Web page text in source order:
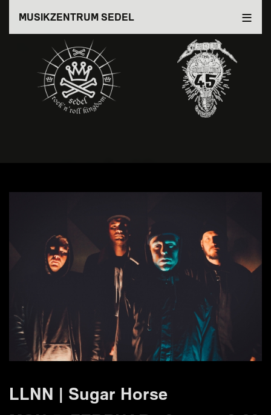
Inhalt
MUSIKZENTRUM SEDEL
LLNN | Sugar Horse